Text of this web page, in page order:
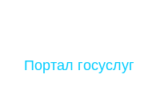
Портал госуслуг